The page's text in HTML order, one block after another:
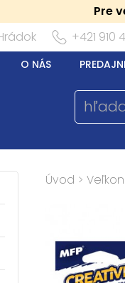
Pre
+421 910
O NÁS
Úvod >